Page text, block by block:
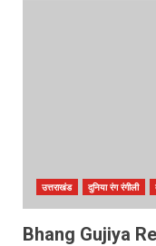
उत्तराखंड दुनिया रंग रंगीली
Bhang Gujiya